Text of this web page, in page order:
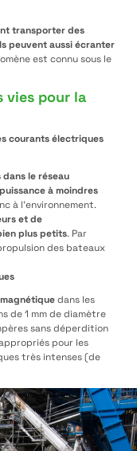
transporter des
peuvent aussi écranter
est connu sous le
vies pour la
courants électriques
le réseau
à moindres
à l’environnement.
et de
plus petits. Par
des bateaux
dans les
de 1 mm de diamètre
sans déperdition
pour les
très intenses (de